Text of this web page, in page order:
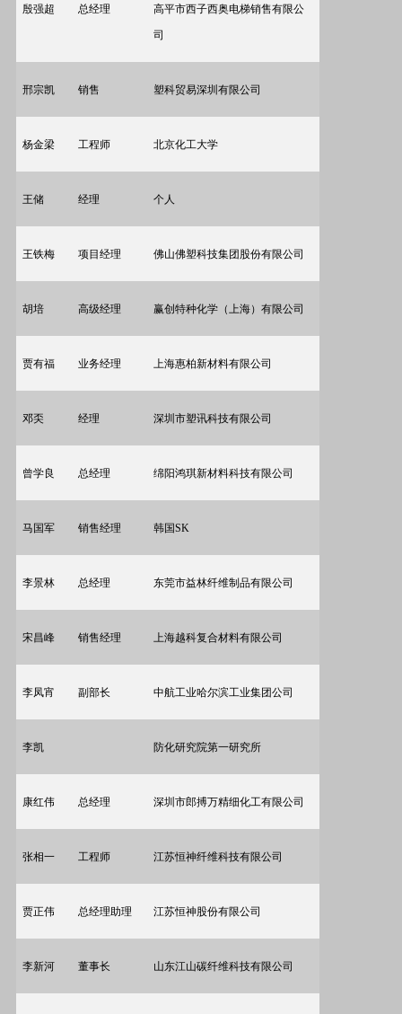
殷强超 总经理 高平市西子西奥电梯销售有限公
司
邢宗凯 销售 塑科贸易深圳有限公司
杨金梁 工程师 北京化工大学
王储 经理 个人
王铁梅 项目经理 佛山佛塑科技集团股份有限公司
胡培 高级经理 赢创特种化学（上海）有限公司
贾有福 业务经理 上海惠柏新材料有限公司
邓奀 经理 深圳市塑讯科技有限公司
曾学良 总经理 绵阳鸿琪新材料科技有限公司
马国军 销售经理 韩国SK
李景林 总经理 东莞市益林纤维制品有限公司
宋昌峰 销售经理 上海越科复合材料有限公司
李凤宵 副部长 中航工业哈尔滨工业集团公司
李凯 防化研究院第一研究所
康红伟 总经理 深圳市郎搏万精细化工有限公司
张相一 工程师 江苏恒神纤维科技有限公司
贾正伟 总经理助理 江苏恒神股份有限公司
李新河 董事长 山东江山碳纤维科技有限公司